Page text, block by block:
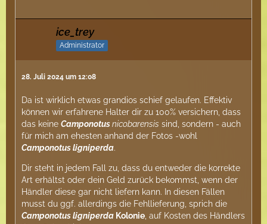
ice_trey
Administrator
28. Juli 2024 um 12:08
Da ist wirklich etwas grandios schief gelaufen. Effektiv
können wir erfahrene Halter dir zu 100% versichern, dass
das keine Camponotusnicobarensis sind, sondern - auch
für mich am ehesten anhand der Fotos -wohl
Camponotus ligniperda.
Dir steht in jedem Fall zu, dass du entweder die korrekte
Art erhältst oder dein Geld zurück bekommst, wenn der
Händler diese gar nicht liefern kann. In diesen Fällen
musst du ggf. allerdings die Fehllieferung, sprich die
Camponotus ligniperda Kolonie , auf Kosten des Händlers